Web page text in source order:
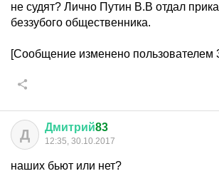
не судят? Лично Путин В.В отдал
беззубого общественника.
[Сообщение изменено пользователем
Д Дмитрий83
12:35, 30.10.2017
наших бьют или нет?